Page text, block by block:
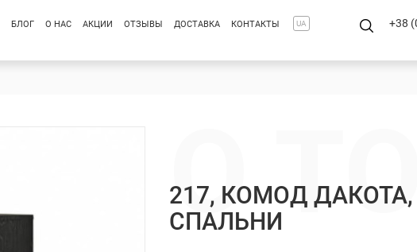
БЛОГ О НАС АКЦИИ ОТЗЫВЫ ДОСТАВКА КОНТАКТЫ UA +38
217, КОМОД ДАКОТА,
СПАЛЬНИ
О